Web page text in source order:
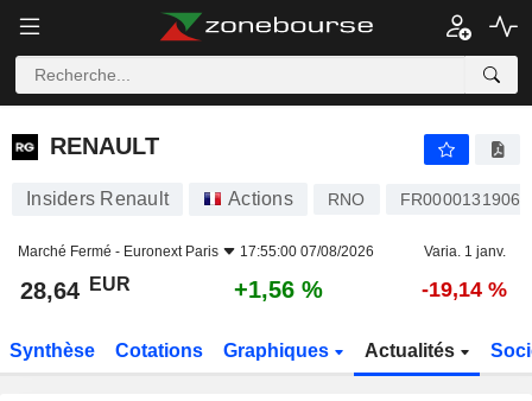
RENAULT
RENAULT
Insiders Renault Actions RNO FR0000131906
Marché Fermé - Euronext Paris 17:55:00 07/08/2026 Varia. 1 janv.
28,64 EUR +1,56 % -19,14 %
Synthèse Cotations Graphiques Actualités